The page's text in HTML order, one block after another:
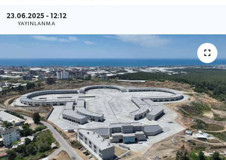
23.06.2025 - 12:12
YAYINLANMA
KANALV Spor
Kültür Sanat
Magazin
Öğle Bülteni
Sağlık
Siyaset